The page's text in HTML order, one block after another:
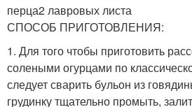
перца2 лавровых листа
СПОСОБ ПРИГОТОВЛЕНИЯ:
1. Для того чтобы приготовить
солеными огурцами по
следует сварить бульон из
грудинку тщательно промыть,